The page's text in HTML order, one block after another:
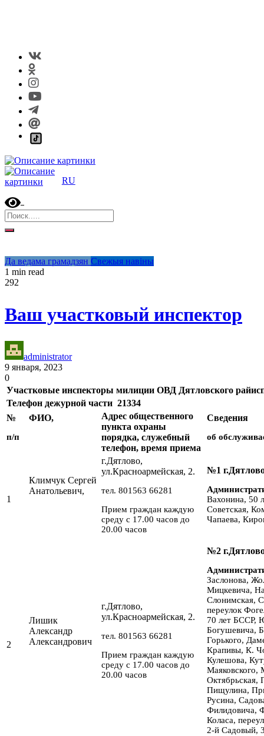
RU
Да ведама грамадзян Свежыя навіны
1 min read
292
Ваш участковый инспектор
administrator
9 января, 2023
0
Участковые инспекторы милиции ОВД Дятловского
Телефон дежурной части 21334
№
п/п
ФИО,
Адрес общественного
пункта охраны
порядка, служебный
телефон, время приема
Сведения
об
1
Климчук Сергей
Анатольевич,
г.Дятлово,
ул.Красноармейская, 2.
тел. 801563 66281
Прием граждан каждую
среду с 17.00 часов до
20.00 часов
№1
Вахонина, 50
Советская,
Чапаева,
2
Лишик
Александр
Александрович
г.Дятлово,
ул.Красноармейская, 2.
тел. 801563 66281
Прием граждан каждую
среду с 17.00 часов до
20.00 часов
№2
Заслонова,
Мицкевича,
Слонимская,
переулок
70 лет БССР,
Богушевича,
Горького,
Крапивы, К.
Кулешова,
Маяковского,
Октябрьская,
Пищулина,
Русина,
Филидовича,
Коласа,
2-й Садовый,